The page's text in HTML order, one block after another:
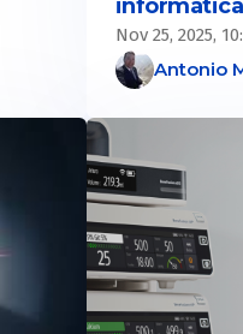
Nov 25, 2025,
Antonio